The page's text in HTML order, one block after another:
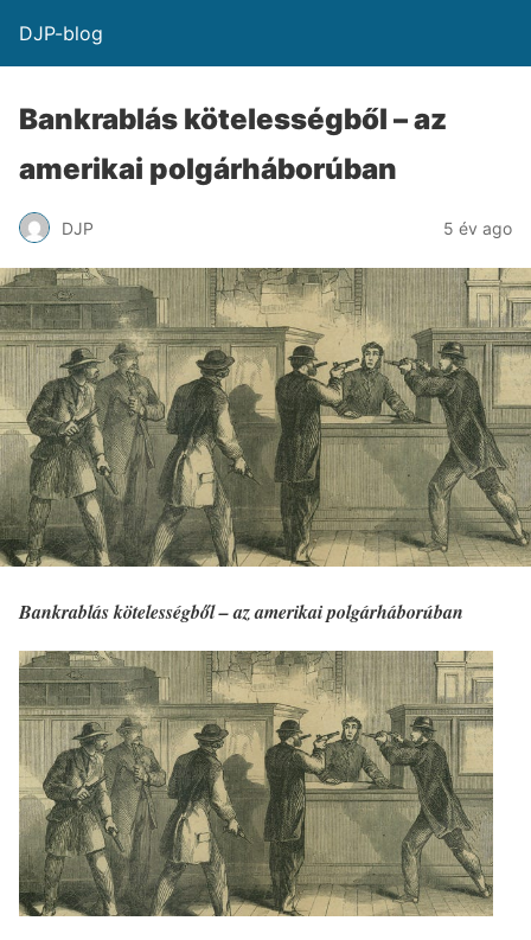
DJP-blog
Bankrablás kötelességből – az
amerikai polgárháborúban
DJP 5 év ago
Bankrablás kötelességből – az amerikai polgárháborúban